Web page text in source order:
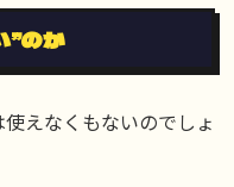
”のか
えなくもないのでしょ